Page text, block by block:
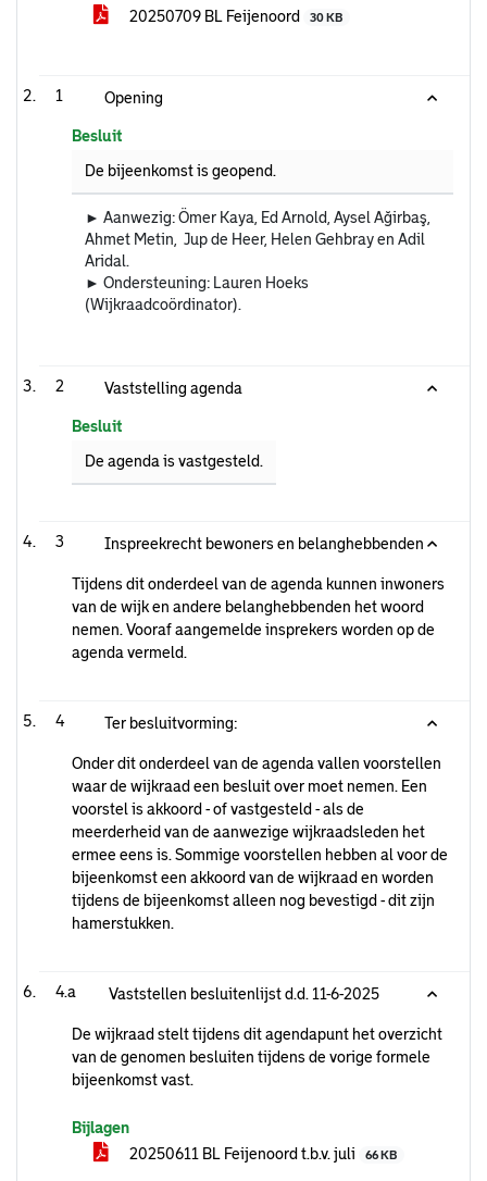
20250709 BL Feijenoord
30 KB
1 Opening
Besluit
De bijeenkomst is geopend.
► Aanwezig: Ömer Kaya, Ed Arnold, Aysel Ağirbaş,
Ahmet Metin, Jup de Heer, Helen Gehbray en Adil
Aridal.
► Ondersteuning: Lauren Hoeks
(Wijkraadcoördinator).
2 Vaststelling agenda
Besluit
De agenda is vastgesteld.
3 Inspreekrecht bewoners en belanghebbenden
Tijdens dit onderdeel van de agenda kunnen inwoners
van de wijk en andere belanghebbenden het woord
nemen. Vooraf aangemelde insprekers worden op de
agenda vermeld.
4 Ter besluitvorming:
Onder dit onderdeel van de agenda vallen voorstellen
waar de wijkraad een besluit over moet nemen. Een
voorstel is akkoord - of vastgesteld - als de
meerderheid van de aanwezige wijkraadsleden het
ermee eens is. Sommige voorstellen hebben al voor de
bijeenkomst een akkoord van de wijkraad en worden
tijdens de bijeenkomst alleen nog bevestigd - dit zijn
hamerstukken.
4.a Vaststellen besluitenlijst d.d. 11-6-2025
De wijkraad stelt tijdens dit agendapunt het overzicht
van de genomen besluiten tijdens de vorige formele
bijeenkomst vast.
Bijlagen
20250611 BL Feijenoord t.b.v. juli
66 KB